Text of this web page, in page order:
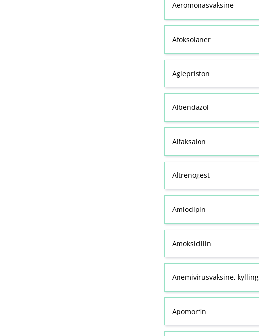
Aeromonasvaksine
Afoksolaner
Aglepriston
Albendazol
Alfaksalon
Altrenogest
Amlodipin
Amoksicillin
Anemivirusvaksine, kylling
Apomorfin